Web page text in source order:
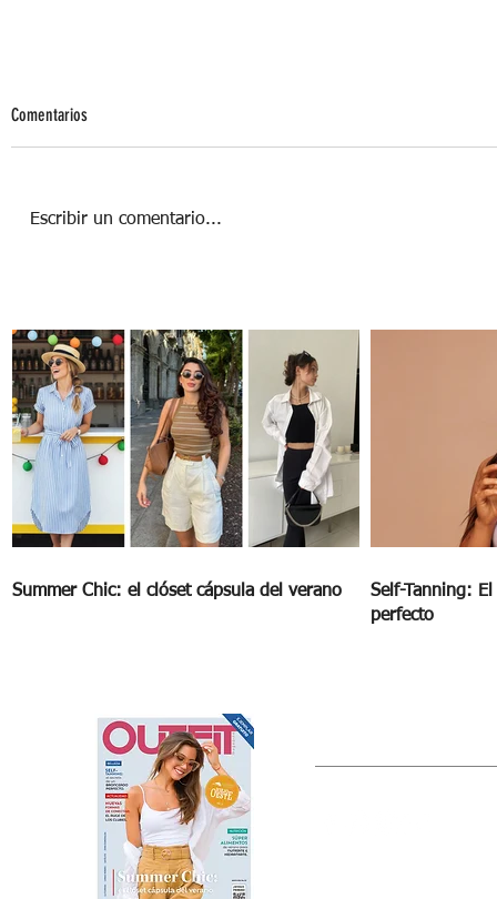
Comentarios
Escribir un comentario...
Summer Chic: el clóset cápsula del verano
Self-Tanning:
perfecto